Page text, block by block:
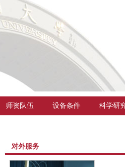
师资队伍 设备条件 科学研
对外服务